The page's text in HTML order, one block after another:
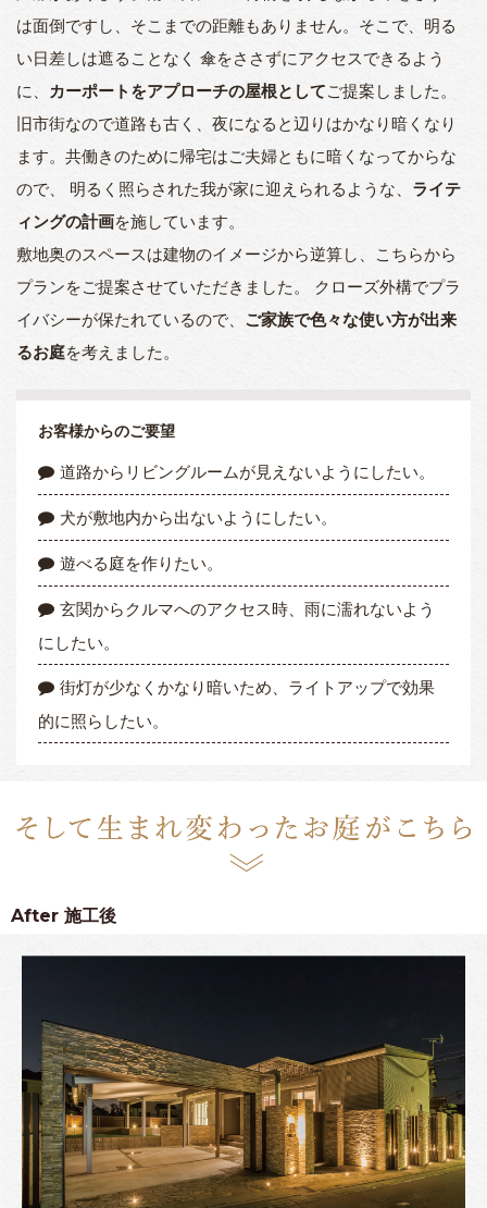
は面倒ですし、そこまでの距離もありません。そこで、明る
い日差しは遮ることなく 傘をささずにアクセスできるよう
に、 カーポートをアプローチの屋根としてご提案しました。
旧市街なので道路も古く、夜になると辺りはかなり暗くなり
ます。共働きのために帰宅はご夫婦ともに暗くなってからな
ので、 明るく照らされた我が家に迎えられるような、 ライテ
ィングの計画を施しています。
敷地奥のスペースは建物のイメージから逆算し、こちらから
プランをご提案させていただきました。 クローズ外構でプラ
イバシーが保たれているので、 ご家族で色々な使い方が出来
るお庭を考えました。
お客様からのご要望
道路からリビングルームが見えないようにしたい。
犬が敷地内から出ないようにしたい。
遊べる庭を作りたい。
玄関からクルマへのアクセス時、雨に濡れないよう
にしたい。
街灯が少なくかなり暗いため、ライトアップで効果
的に照らしたい。
After 施工後